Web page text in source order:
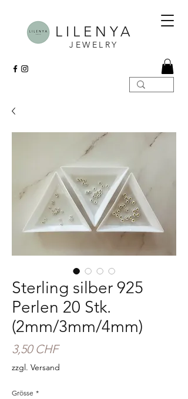
LILENYA
JEWELRY
Sterling silber 925
Perlen 20 Stk.
(2mm/3mm/4mm)
3,50 CHFPreis
zzgl. Versand
Grösse *